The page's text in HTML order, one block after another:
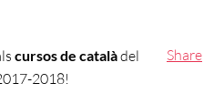
Share
cursos de catalàdel
2018!